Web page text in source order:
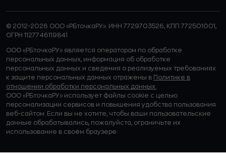
© 2012-2026 ООО «РБточкаРУ». ИНН 7729703526, КПП 772501001,
ОГРН 1127746119841
ООО «РБточкаРУ» является оператором по обработке
персональных данных, информация об обработке
персональных данных и сведения о реализуемых требованиях
к защите персональных данных отражены в
Политике в
отношении обработки персональных данных.
ООО «РБточкаРУ» использует файлы cookie с целью
персонализации сервисов и повышения удобства пользования
веб-сайтом. Если вы не хотите, чтобы ваши пользовательские
данные обрабатывались, пожалуйста, ограничьте их
использование в своём браузере.